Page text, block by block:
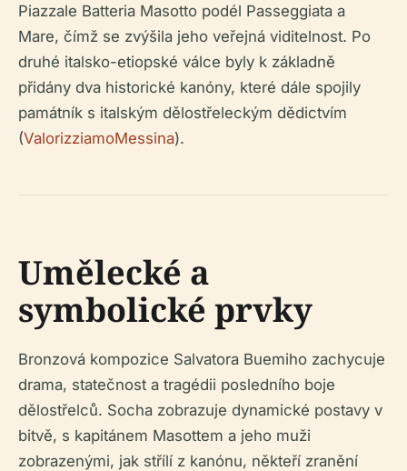
Piazzale Batteria Masotto podél Passeggiata a
Mare, čímž se zvýšila jeho veřejná viditelnost. Po
druhé italsko-etiopské válce byly k základně
přidány dva historické kanóny, které dále spojily
památník s italským dělostřeleckým dědictvím
(ValorizziamoMessina).
Umělecké a
symbolické prvky
Bronzová kompozice Salvatora Buemiho zachycuje
drama, statečnost a tragédii posledního boje
dělostřelců. Socha zobrazuje dynamické postavy v
bitvě, s kapitánem Masottem a jeho muži
zobrazenými, jak střílí z kanónu, někteří zranění